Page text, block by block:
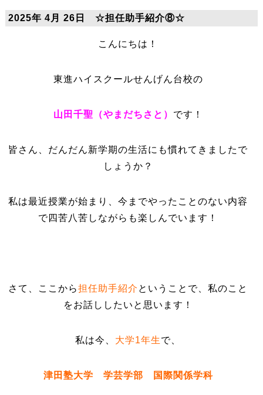
2025年 4月 26日 ☆担任助手紹介⑧☆
こんにちは！
東進ハイスクールせんげん台校の
山田千聖（やまだちさと） です！
皆さん、だんだん新学期の生活にも慣れてきましたで
しょうか？
私は最近授業が始まり、今までやったことのない内容
で四苦八苦しながらも楽しんでいます！
さて、ここから担任助手紹介 ということで、私のこと
をお話ししたいと思います！
私は今、 大学1年生で、
津田塾大学 学芸学部 国際関係学科